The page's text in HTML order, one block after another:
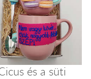
és a süti